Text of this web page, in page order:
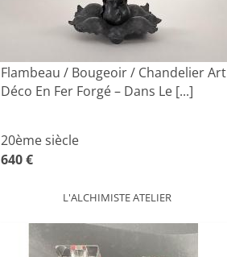
Flambeau / Bougeoir / Chandelier Art
Déco En Fer Forgé – Dans Le [...]
20ème siècle
640 €
L'ALCHIMISTE ATELIER